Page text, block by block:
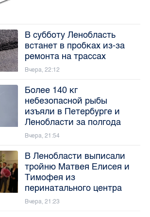
В субботу Ленобласть
встанет в пробках из-за
ремонта на трассах
Вчера, 22:12
Более 140 кг
небезопасной рыбы
изъяли в Петербурге и
Ленобласти за полгода
Вчера, 21:54
В Ленобласти выписали
тройню Матвея Елисея и
Тимофея из
перинатального центра
Вчера, 21:23